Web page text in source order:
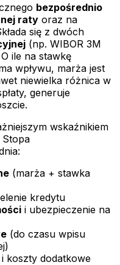
bezpośrednio
raty oraz na
się z dwóch
(np. WIBOR 3M
O ile na stawkę
wpływu, marża jest
niewielka różnica w
generuje
wskaźnikiem
Stopa
(marża + stawka
kredytu
i ubezpieczenie na
(do czasu wpisu
i koszty dodatkowe